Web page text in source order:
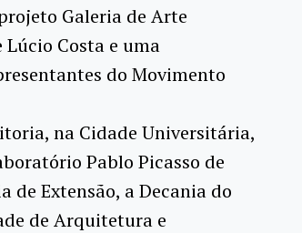
Galeria de Arte
Costa e uma
do Movimento
na Cidade Universitária,
Pablo Picasso de
de Extensão, a Decania do
de Arquitetura e